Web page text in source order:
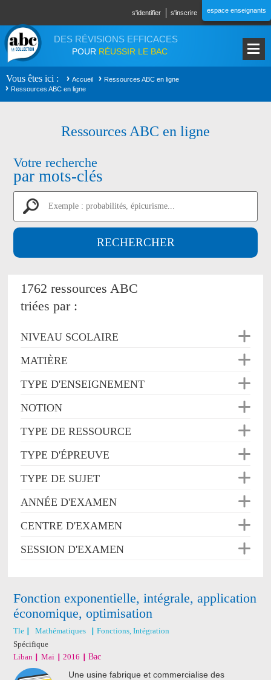
s'identifier s'inscrire espace enseignants
DES RÉVISIONS EFFICACES
POUR RÉUSSIR LE BAC
Vous êtes ici Accueil
Ressources ABC en ligne
Ressources ABC en ligne
Ressources ABC en ligne
Votre recherche
par mots-clés
1762 ressources ABC
triées par :
NIVEAU SCOLAIRE
MATIÈRE
TYPE D'ENSEIGNEMENT
NOTION
TYPE DE RESSOURCE
TYPE D'ÉPREUVE
TYPE DE SUJET
ANNÉE D'EXAMEN
CENTRE D'EXAMEN
SESSION D'EXAMEN
Fonction exponentielle, intégrale, application
économique, optimisation
Tle Mathématiques
Fonctions, Intégration
Spécifique
Liban
Mai 2016 Bac
Une usine fabrique et commercialise des